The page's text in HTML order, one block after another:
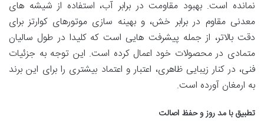
نمانده است. بهبود مقاومت در برابر آب، استفاده از شیشه های
معدنی مقاوم در برابر خش، و بهینه سازی موتورهای کوارتز برای
دقت بالاتر، از جمله پیشرفت هایی است که کلیدا در طول سالیان
متمادی در محصولات خود اعمال کرده است. این توجه به جزئیات
فنی، در کنار زیبایی ظاهری، اعتبار و اعتماد بیشتری را برای این برند
به ارمغان آورده است.
تطبیق با مد روز و حفظ اصالت